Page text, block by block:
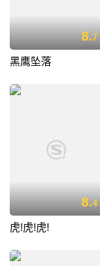
8.7
黑鹰坠落
8.4
虎!虎!虎!